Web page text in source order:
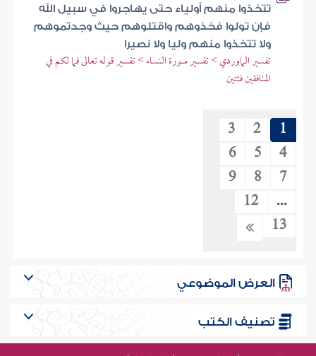
تتخذوا منهم أولياء حتى يهاجروا في سبيل الله
فإن تولوا فخذوهم واقتلوهم حيث وجدتموهم
ولا تتخذوا منهم وليا ولا نصيرا
تفسير الماوردي > تفسير سورة النساء > تفسير قوله تعالى فما لكم في
المنافقين فئتين
1
2
3
4
5
6
7
8
9
...
12
13
العرض الموضوعي
تصنيف الكتب